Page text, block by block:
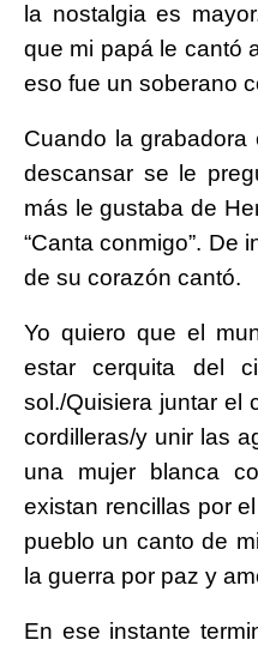
la nostalgia es
que mi papá le cantó
eso fue un soberano
Cuando la
descansar se le
más le gustaba de
“Canta conmigo”. De
de su corazón cantó.
Yo quiero que el
estar cerquita del
sol./Quisiera juntar el
cordilleras/y unir las
una mujer blanca
existan rencillas por
pueblo un canto de
la guerra por paz y
En ese instante